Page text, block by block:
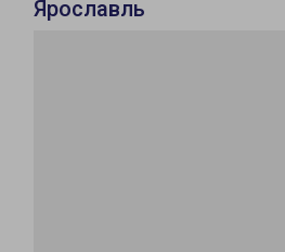
Ярославль